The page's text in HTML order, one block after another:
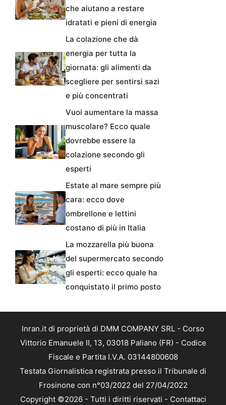
che aiutano a restare
idratati e pieni di energia
La colazione che dà
energia per tutta la
giornata: gli alimenti da
scegliere per sentirsi sazi
e più concentrati
Vuoi aumentare la massa
muscolare? Ecco quale
dovrebbe essere la
colazione secondo gli
esperti
Estate al mare sempre più
cara: ecco dove
ombrellone e lettini
costano di più in Italia
La mozzarella più buona
del supermercato secondo
gli esperti: ecco quale ha
conquistato il primo posto
Inran.it di proprietà di DMM COMPANY SRL - Corso
Vittorio Emanuele II, 13, 03018 Paliano (FR) - Codice
Fiscale e Partita I.V.A. 03144800608
Testata Giornalistica registrata presso il Tribunale di
Frosinone con n°03/2022 del 27/04/2022
Copyright ©2026 - Tutti i diritti riservati - Contattaci